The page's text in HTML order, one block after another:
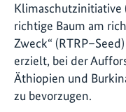
Klimaschutzinitiative
richtige Baum am
Zweck“
erzielt, bei der
Äthiopien und
zu bevorzugen.